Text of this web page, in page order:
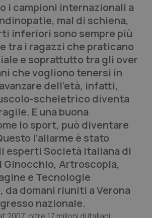
i campioni internazionali a
mal di schiena,
inferiori sono sempre più
tra i ragazzi che praticano
e soprattutto tra gli over
che vogliono tenersi in
dell’età, infatti,
scheletrico diventa
E una buona
lo sport, può diventare
l’allarme è stato
esperti Società Italiana di
Ginocchio, Artroscopia,
e Tecnologie
da domani riuniti a Verona
nazionale.